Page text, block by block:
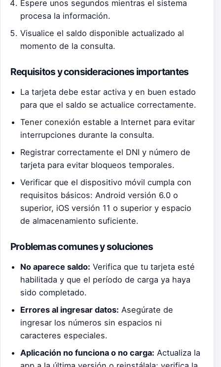
Espere unos segundos mientras el sistema
procesa la información.
Visualice el saldo disponible actualizado al
momento de la consulta.
Requisitos y consideraciones importantes
La tarjeta debe estar activa y en buen estado
para que el saldo se actualice correctamente.
Tener conexión estable a Internet para evitar
interrupciones durante la consulta.
Registrar correctamente el DNI y número de
tarjeta para evitar bloqueos temporales.
Verificar que el dispositivo móvil cumpla con
requisitos básicos: Android versión 6.0 o
superior, iOS versión 11 o superior y espacio
de almacenamiento suficiente.
Problemas comunes y soluciones
No aparece saldo: Verifica que tu tarjeta esté
habilitada y que el período de carga ya haya
sido completado.
Errores al ingresar datos: Asegúrate de
ingresar los números sin espacios ni
caracteres especiales.
Aplicación no funciona o no carga: Actualiza la